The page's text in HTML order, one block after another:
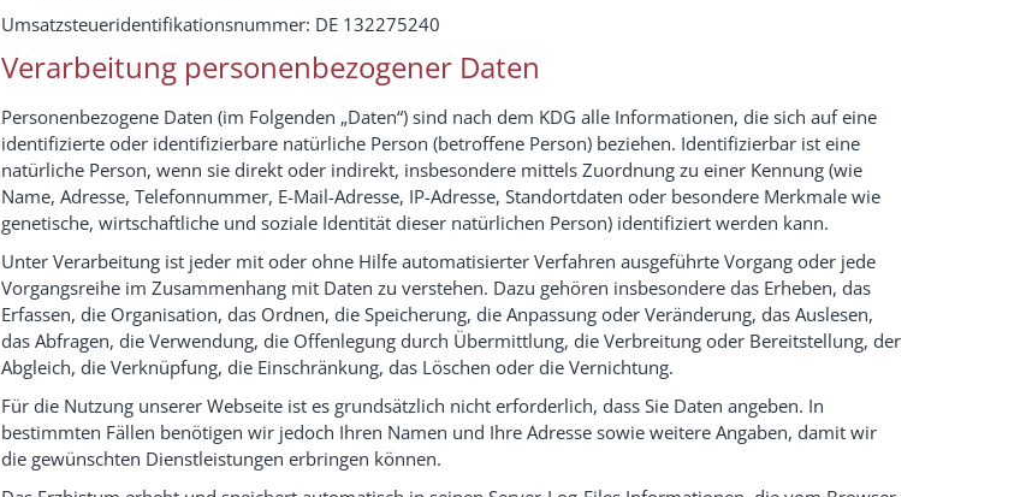
Umsatzsteueridentifikationsnummer: DE 132275240
Verarbeitung personenbezogener Daten
Personenbezogene Daten (im Folgenden „Daten“) sind nach dem KDG alle Informationen, die sich auf eine
identifizierte oder identifizierbare natürliche Person (betroffene Person) beziehen. Identifizierbar ist eine
natürliche Person, wenn sie direkt oder indirekt, insbesondere mittels Zuordnung zu einer Kennung (wie
Name, Adresse, Telefonnummer, E-Mail-Adresse, IP-Adresse, Standortdaten oder besondere Merkmale wie
genetische, wirtschaftliche und soziale Identität dieser natürlichen Person) identifiziert werden kann.
Unter Verarbeitung ist jeder mit oder ohne Hilfe automatisierter Verfahren ausgeführte Vorgang oder jede
Vorgangsreihe im Zusammenhang mit Daten zu verstehen. Dazu gehören insbesondere das Erheben, das
Erfassen, die Organisation, das Ordnen, die Speicherung, die Anpassung oder Veränderung, das Auslesen,
das Abfragen, die Verwendung, die Offenlegung durch Übermittlung, die Verbreitung oder Bereitstellung, der
Abgleich, die Verknüpfung, die Einschränkung, das Löschen oder die Vernichtung.
Für die Nutzung unserer Webseite ist es grundsätzlich nicht erforderlich, dass Sie Daten angeben. In
bestimmten Fällen benötigen wir jedoch Ihren Namen und Ihre Adresse sowie weitere Angaben, damit wir
die gewünschten Dienstleistungen erbringen können.